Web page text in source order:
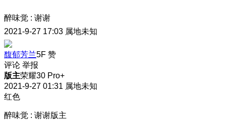
醉味觉 : 谢谢
2021-9-27 17:03 属地未知
馥郁芳兰5F 赞
评论 举报
版主荣耀30 Pro+
2021-9-27 01:31 属地未知
红色
醉味觉 : 谢谢版主